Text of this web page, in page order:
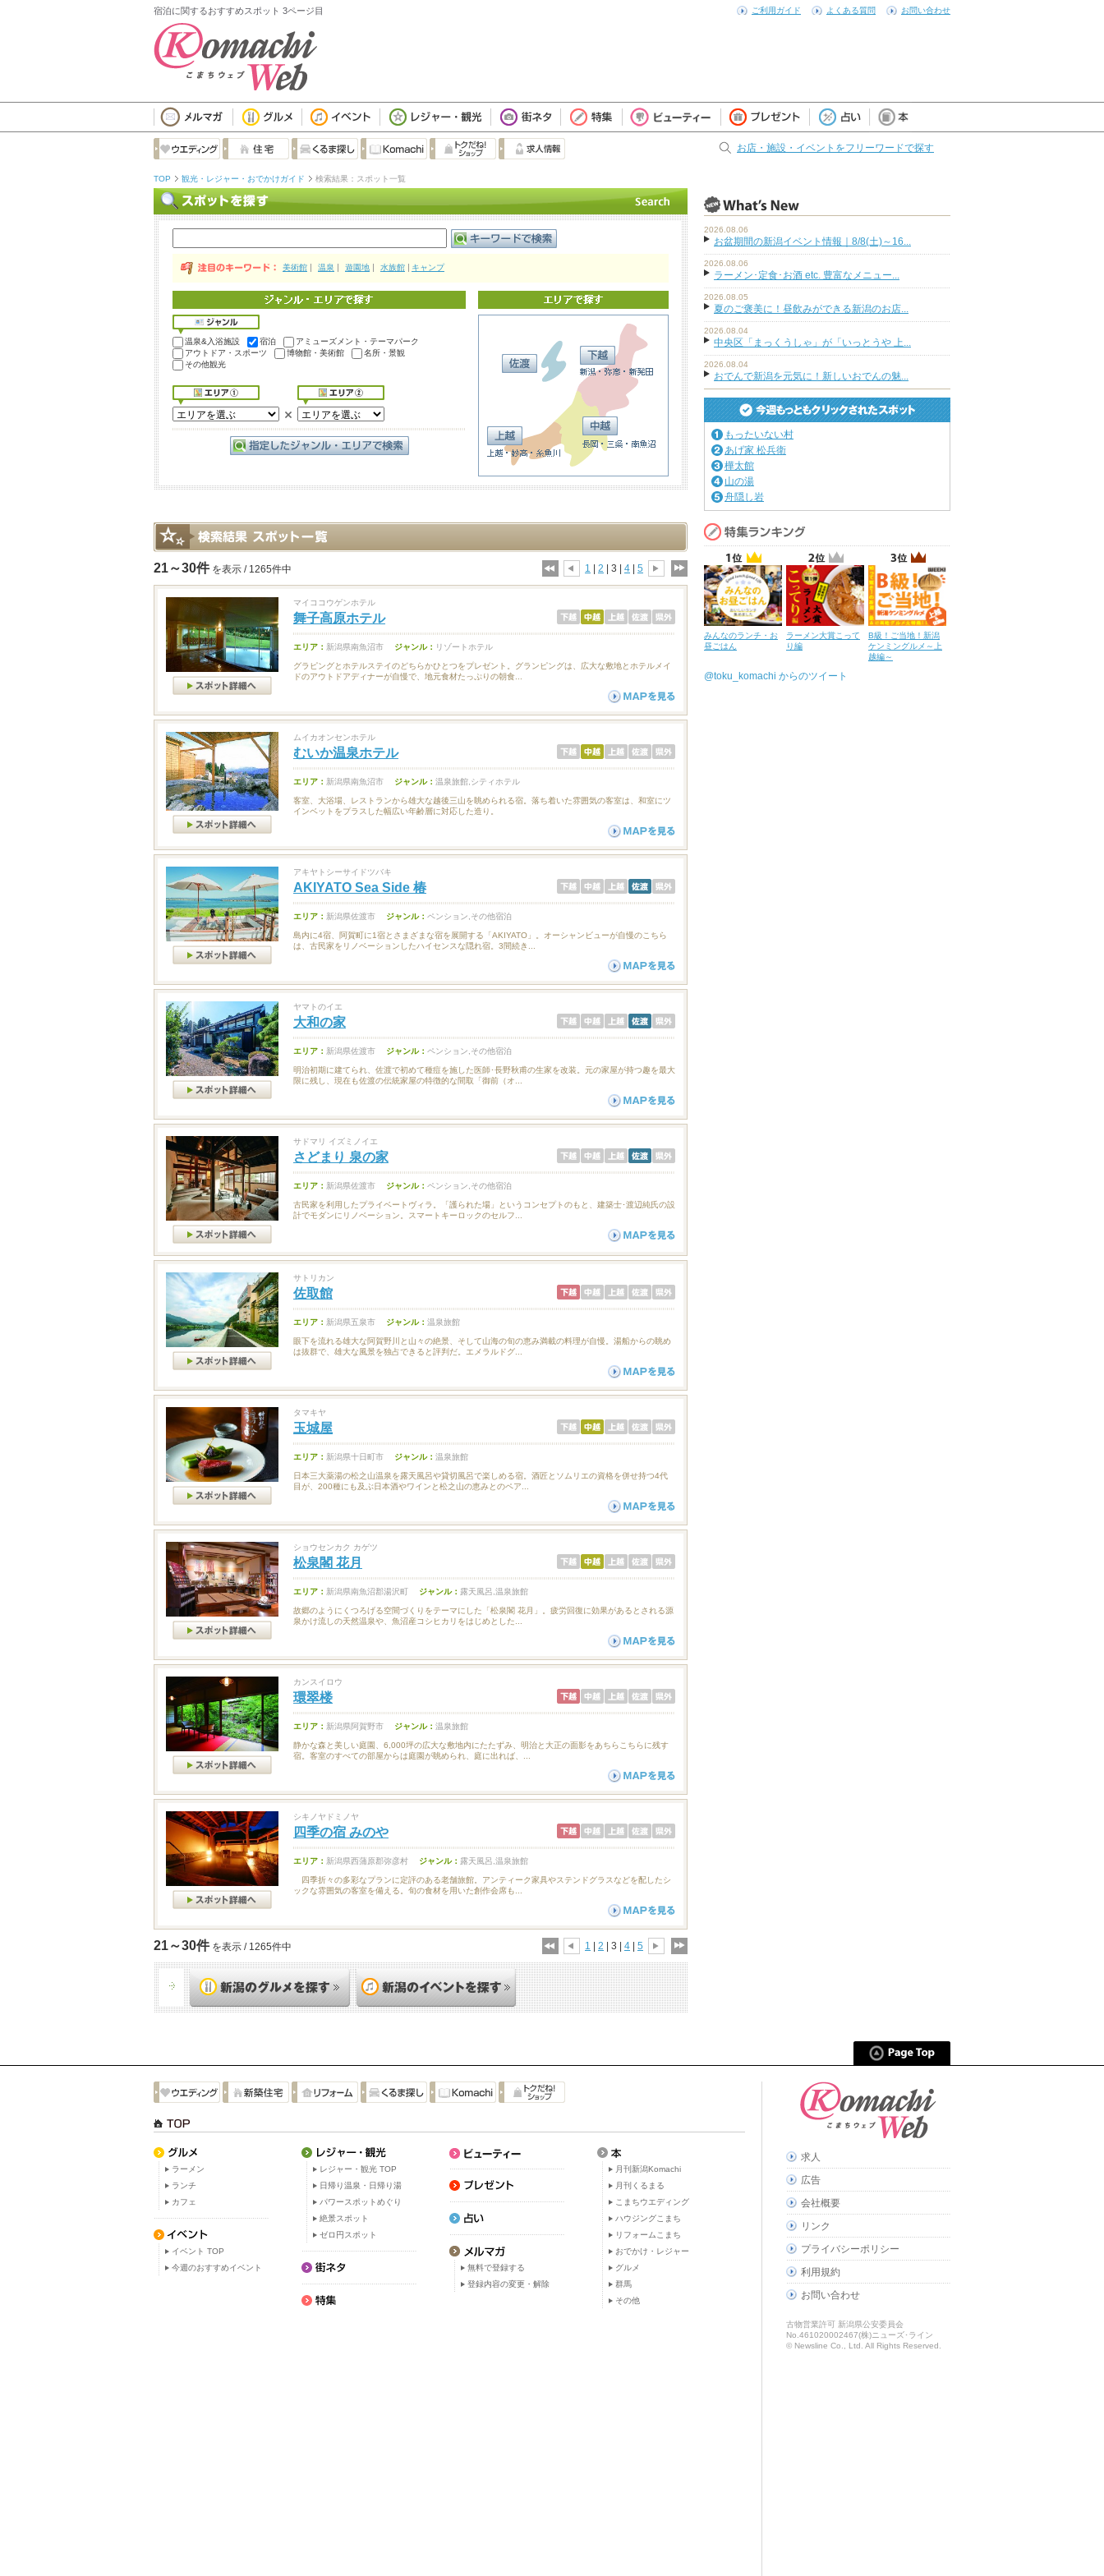
宿泊に関するおすすめスポット 3ページ目 ご利用ガイド よくある質問 お問い合わせ
お店・施設・イベントをフリーワードで探す
TOP 観光・レジャー・おでかけガイド 検索結果：スポット一覧
美術館 温泉 遊園地 水族館 キャンプ
温泉&入浴施設 宿泊
アミューズメント・テーマパーク
アウトドア・スポーツ
博物館・美術館
名所・景観
その他観光
21～30件 を表示 / 1265件中 1 2 | 3 | 4 5
マイココウゲンホテル
舞子高原ホテル
エリア： 新潟県南魚沼市 ジャンル： リゾートホテル
グラピングとホテルステイのどちらかひとつをプレゼント。グランピングは、広大な敷地とホテルメイ
ドのアウトドアディナーが自慢で、地元食材たっぷりの朝食...
ムイカオンセンホテル
むいか温泉ホテル
エリア： 新潟県南魚沼市 ジャンル： 温泉旅館,シティホテル
客室、大浴場、レストランから雄大な越後三山を眺められる宿。落ち着いた雰囲気の客室は、和室にツ
インベットをプラスした幅広い年齢層に対応した造り。
アキヤトシーサイドツバキ
AKIYATO Sea Side 椿
エリア： 新潟県佐渡市 ジャンル： ペンション,その他宿泊
島内に4宿、阿賀町に1宿とさまざまな宿を展開する「AKIYATO」。オーシャンビューが自慢のこちら
は、古民家をリノベーションしたハイセンスな隠れ宿。3間続き...
ヤマトのイエ
大和の家
エリア： 新潟県佐渡市 ジャンル： ペンション,その他宿泊
明治初期に建てられ、佐渡で初めて種痘を施した医師･長野秋甫の生家を改装。元の家屋が持つ趣を最大
限に残し、現在も佐渡の伝統家屋の特徴的な間取「御前（オ...
サドマリ イズミノイエ
さどまり 泉の家
エリア： 新潟県佐渡市 ジャンル： ペンション,その他宿泊
古民家を利用したプライベートヴィラ。「護られた場」というコンセプトのもと、建築士･渡辺純氏の設
計でモダンにリノベーション。スマートキーロックのセルフ...
サトリカン
佐取館
エリア： 新潟県五泉市 ジャンル： 温泉旅館
眼下を流れる雄大な阿賀野川と山々の絶景、そして山海の旬の恵み満載の料理が自慢。湯船からの眺め
は抜群で、雄大な風景を独占できると評判だ。エメラルドグ...
タマキヤ
玉城屋
エリア： 新潟県十日町市 ジャンル： 温泉旅館
日本三大薬湯の松之山温泉を露天風呂や貸切風呂で楽しめる宿。酒匠とソムリエの資格を併せ持つ4代
目が、200種にも及ぶ日本酒やワインと松之山の恵みとのペア...
ショウセンカク カゲツ
松泉閣 花月
エリア： 新潟県南魚沼郡湯沢町 ジャンル： 露天風呂,温泉旅館
故郷のようにくつろげる空間づくりをテーマにした「松泉閣 花月」。疲労回復に効果があるとされる源
泉かけ流しの天然温泉や、魚沼産コシヒカリをはじめとした...
カンスイロウ
環翠楼
エリア： 新潟県阿賀野市 ジャンル： 温泉旅館
静かな森と美しい庭園、6,000坪の広大な敷地内にたたずみ、明治と大正の面影をあちらこちらに残す
宿。客室のすべての部屋からは庭園が眺められ、庭に出れば、...
シキノヤドミノヤ
四季の宿 みのや
エリア： 新潟県西蒲原郡弥彦村 ジャンル： 露天風呂,温泉旅館
四季折々の多彩なプランに定評のある老舗旅館。アンティーク家具やステンドグラスなどを配したシ
ックな雰囲気の客室を備える。旬の食材を用いた創作会席も...
21～30件 を表示 / 1265件中 1 | 2 | 3 | 4 | 5
2026.08.06
お盆期間の新潟イベント情報｜8/8(土)～16...
2026.08.06
ラーメン･定食･お酒 etc. 豊富なメニュー...
2026.08.05
夏のご褒美に！昼飲みができる新潟のお店...
2026.08.04
中央区「まっくうしゃ」が「いっとうや 上...
2026.08.04
おでんで新潟を元気に！新しいおでんの魅...
もったいない村
あげ家 松兵衛
樺太館
山の湯
舟隠し岩
みんなのランチ・お
昼ごはん
ラーメン大賞こって
り編
B級！ご当地！新潟
ケンミングルメ～上
越編～
@toku_komachi からのツイート
ラーメン
ランチ
カフェ
イベント TOP
今週のおすすめイベント
レジャー・観光 TOP
日帰り温泉・日帰り湯
パワースポットめぐり
絶景スポット
ゼロ円スポット
無料で登録する
登録内容の変更・解除
月刊新潟Komachi
月刊くるまる
こまちウエディング
ハウジングこまち
リフォームこまち
おでかけ・レジャー
グルメ
群馬
その他
求人
広告
会社概要
リンク
プライバシーポリシー
利用規約
お問い合わせ
古物営業許可 新潟県公安委員会
No.461020002467(株)ニューズ･ライン
© Newsline Co., Ltd. All Rights Reserved.